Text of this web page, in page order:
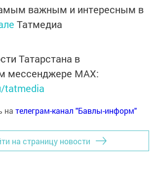
важным и интересным в
Татмедиа
Татарстана в
мессенджере MАХ:
tatmedia
на телеграм-канал "Бавлы-информ"
на страницу новости